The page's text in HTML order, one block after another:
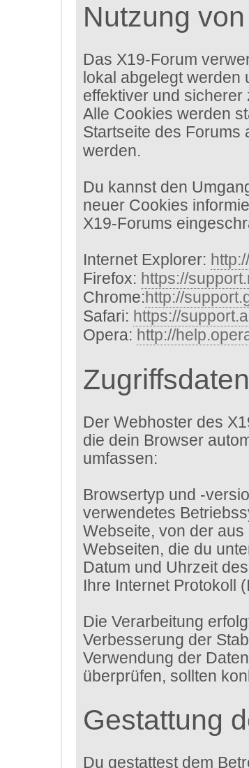
Nutzung
Das X19-Forum
lokal abgelegt
effektiver und sicherer
Alle Cookies werden
Startseite des Forums
werden.
Du kannst den
neuer Cookies
X19-Forums
Internet Explorer:
Firefox: https://
Chrome:http://
Safari: https://
Opera: http://
Der Webhoster des
die dein Browser
umfassen:
Browsertyp und -
verwendetes
Webseite, von der
Webseiten, die du
Datum und Uhrzeit
Ihre Internet Protokoll
Die Verarbeitung
Verbesserung der
Verwendung der
überprüfen, sollten
Gestattung
Du gestattest dem